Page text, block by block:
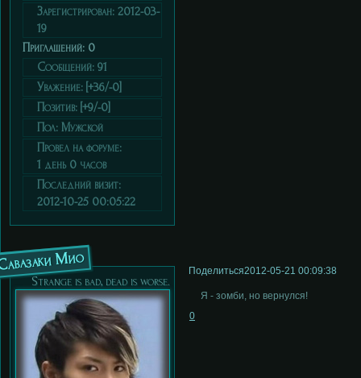
Зарегистрирован: 2012-03-
19
Приглашений: 0
Сообщений: 91
Уважение: [+36/-0]
Позитив: [+9/-0]
Пол: Мужской
Провел на форуме:
1 день 0 часов
Последний визит:
2012-10-25 00:05:22
Поделиться2012-05-21 00:09:38
Мио
Strange is bad, dead is worse.
Я - зомби, но вернулся!
0